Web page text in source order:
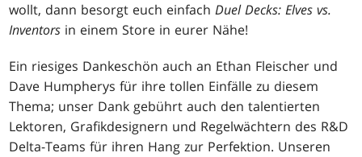
wollt, dann besorgt euch einfachDuel Decks: Elves vs.
Inventors in einem Store in eurer Nähe!
Ein riesiges Dankeschön auch an Ethan Fleischer und
Dave Humpherys für ihre tollen Einfälle zu diesem
Thema; unser Dank gebührt auch den talentierten
Lektoren, Grafikdesignern und Regelwächtern des R&D
Delta-Teams für ihren Hang zur Perfektion. Unseren